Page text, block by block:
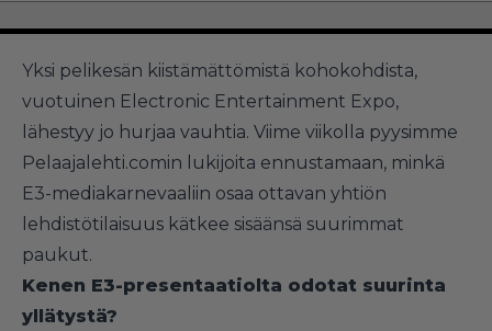
Yksi pelikesän kiistämättömistä kohokohdista,
vuotuinen Electronic Entertainment Expo,
lähestyy jo hurjaa vauhtia. Viime viikolla pyysimme
Pelaajalehti.comin lukijoita ennustamaan, minkä
E3-mediakarnevaaliin osaa ottavan yhtiön
lehdistötilaisuus kätkee sisäänsä suurimmat
paukut.
Kenen E3-presentaatiolta odotat suurinta
yllätystä?